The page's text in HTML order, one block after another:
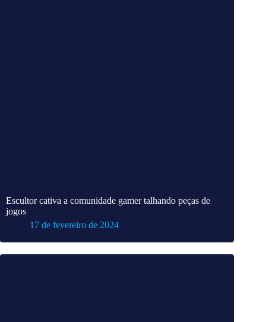
Escultor cativa a comunidade gamer talhando peças de
jogos
17 de fevereiro de 2024